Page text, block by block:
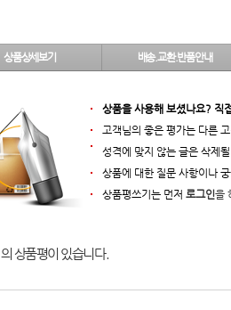
상품상세보기 배송.교환.반품안내
상품을 사용해 보셨나요? 직
고객님의 좋은 평가는 다른
성격에 맞지 않는 글은 삭제
상품에 대한 질문 사항이나
상품평쓰기는 먼저 로그인을
의 상품평이 있습니다.